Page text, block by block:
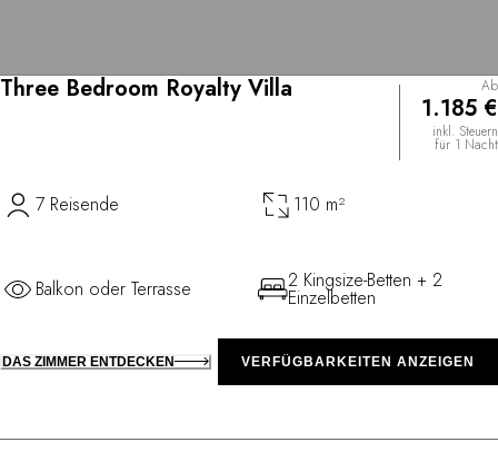
Three Bedroom Royalty Villa Ab
1.185 €
inkl. Steuern
für 1 Nacht
7 Reisende 110 m²
Balkon oder Terrasse 2 Kingsize-Betten + 2
Einzelbetten
DAS ZIMMER ENTDECKEN VERFÜGBARKEITEN ANZEIGEN